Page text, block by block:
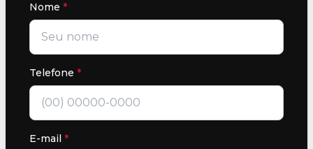
Nome *
Telefone *
E-mail *